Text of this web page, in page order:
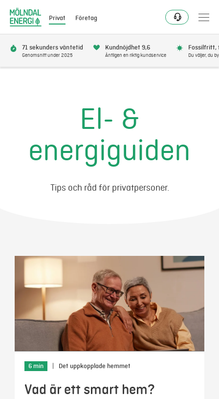
Privat Företag
Se avbrott
Få bonus
Mina sidor
71 sekunders väntetid
Genomsnitt under 2025
Kundnöjdhet 9,6
Äntligen en riktig kundservice
Fossilfritt,
Du väljer, du
El- &
energiguiden
Tips och råd för privatpersoner.
6 min Det uppkopplade hemmet
Vad är ett smart hem?